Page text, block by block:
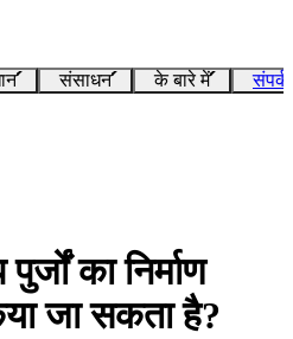
संसाधन के बारे में
का निर्माण
जा सकता है?